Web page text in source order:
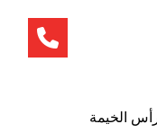
الخيمة